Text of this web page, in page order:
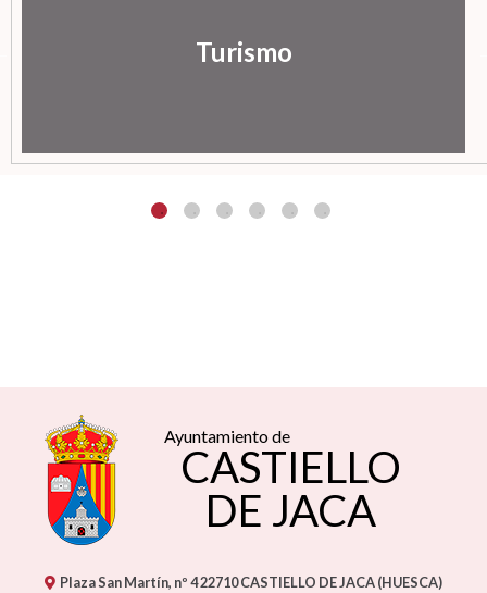
Turismo
Ayuntamiento de
CASTIELLO
DE JACA
Plaza San Martín, nº 422710CASTIELLO DE JACA (HUESCA)